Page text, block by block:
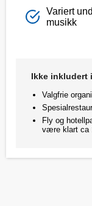
Variert
musikk
Ikke inkludert
Valgfrie
Fly og
være klart ca